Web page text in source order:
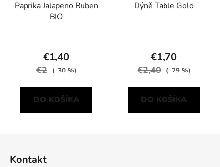
Paprika Jalapeno Ruben
BIO
€1,40
€2 (–30 %)
DO KOŠÍKA
Dýně Table Gold
€1,70
€2,40 (–29 %)
DO KOŠÍKA
Kontakt